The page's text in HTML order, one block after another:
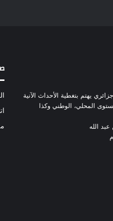
يهتم بتغطية الأحداث الآنية
المحلي، الوطني وكذا
الله